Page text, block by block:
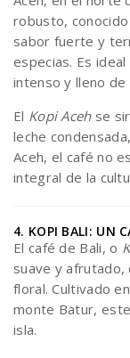
robusto,
sabor fuerte y
especias. Es
intenso y lleno de
El Kopi Acehse
leche
Aceh, el café no
integral de la
4. KOPI BALI: UN
El café de Bali, o
suave y afrutado,
floral. Cultivado
monte Batur,
isla.